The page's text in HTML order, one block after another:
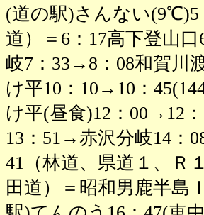
(道の駅)さんない(9℃)5
道）＝6：17高下登山
岐7：33→8：08和賀川
け平10：10→10：
け平(昼食)12：00→12
13：51→赤沢分岐14：
41（林道、県道１、Ｒ
田道）＝昭和男鹿半島